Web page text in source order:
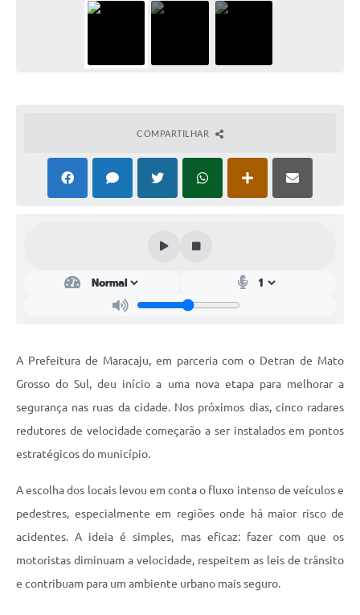
COMPARTILHAR
A Prefeitura de Maracaju, em parceria com o Detran de Mato
Grosso do Sul, deu início a uma nova etapa para melhorar a
segurança nas ruas da cidade. Nos próximos dias, cinco radares
redutores de velocidade começarão a ser instalados em pontos
estratégicos do município.
A escolha dos locais levou em conta o fluxo intenso de veículos e
pedestres, especialmente em regiões onde há maior risco de
acidentes. A ideia é simples, mas eficaz: fazer com que os
motoristas diminuam a velocidade, respeitem as leis de trânsito
e contribuam para um ambiente urbano mais seguro.